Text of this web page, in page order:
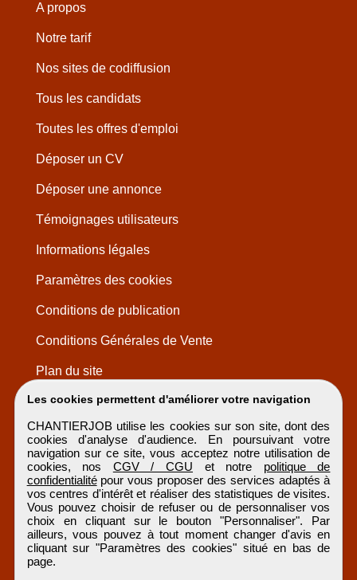
Les cookies permettent d'améliorer votre navigation
CHANTIERJOB utilise les cookies sur son site, dont des
cookies d'analyse d'audience. En poursuivant votre
navigation sur ce site, vous acceptez notre utilisation de
cookies, nos CGV / CGU et notre politique de
confidentialitépour vous proposer des services adaptés à
vos centres d'intérêt et réaliser des statistiques de visites.
Vous pouvez choisir de refuser ou de personnaliser vos
choix en cliquant sur le bouton "Personnaliser". Par
ailleurs, vous pouvez à tout moment changer d'avis en
cliquant sur "Paramètres des cookies" situé en bas de
page.
A propos
Notre tarif
Nos sites de codiffusion
Tous les candidats
Toutes les offres d'emploi
Déposer un CV
Déposer une annonce
Témoignages utilisateurs
Informations légales
Paramètres des cookies
Conditions de publication
Conditions Générales de Vente
Plan du site